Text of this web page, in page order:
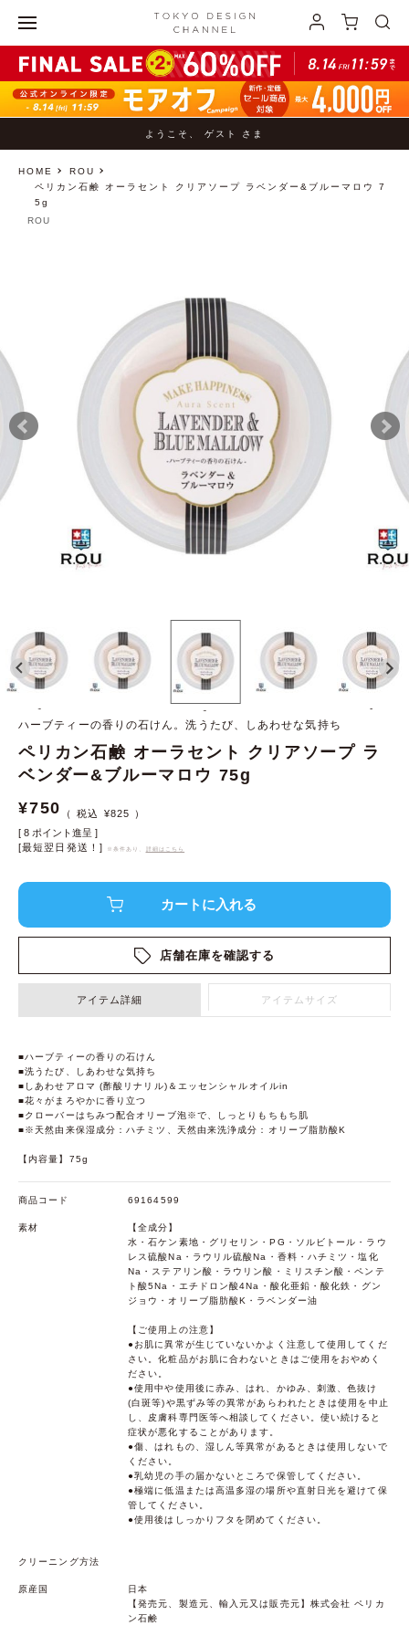
ようこそ、 ゲスト さま
HOME
ROU
ペリカン石鹸 オーラセント クリアソープ ラベンダー&ブルーマロウ 7
5g
- - -
ROU
ハーブティーの香りの石けん。洗うたび、しあわせな気持ち
ペリカン石鹸 オーラセント クリアソープ ラ
ベンダー&ブルーマロウ 75g
¥750 ¥825
[ 8 ポイント進呈 ]
[最短翌日発送！]
※条件あり、 詳細はこちら
店舗在庫を確認する
アイテム詳細 アイテムサイズ
■ハーブティーの香りの石けん
■洗うたび、しあわせな気持ち
■しあわせアロマ (酢酸リナリル)＆エッセンシャルオイルin
■花々がまろやかに香り立つ
■クローバーはちみつ配合オリーブ泡※で、しっとりもちもち肌
■※天然由来保湿成分：ハチミツ、天然由来洗浄成分：オリーブ脂肪酸K
【内容量】75g
商品コード 69164599
素材
【全成分】
水・石ケン素地・グリセリン・PG・ソルビトール・ラウ
レス硫酸Na・ラウリル硫酸Na・香料・ハチミツ・塩化
Na・ステアリン酸・ラウリン酸・ミリスチン酸・ペンテ
ト酸5Na・エチドロン酸4Na・酸化亜鉛・酸化鉄・グン
ジョウ・オリーブ脂肪酸K・ラベンダー油
【ご使用上の注意】
●お肌に異常が生じていないかよく注意して使用してくだ
さい。化粧品がお肌に合わないときはご使用をおやめく
ださい。
●使用中や使用後に赤み、はれ、かゆみ、刺激、色抜け
(白斑等)や黒ずみ等の異常があらわれたときは使用を中止
し、皮膚科専門医等へ相談してください。使い続けると
症状が悪化することがあります。
●傷、はれもの、湿しん等異常があるときは使用しないで
ください。
●乳幼児の手の届かないところで保管してください。
●極端に低温または高温多湿の場所や直射日光を避けて保
管してください。
●使用後はしっかりフタを閉めてください。
クリーニング方法
原産国
日本
【発売元、製造元、輸入元又は販売元】株式会社 ペリカ
ン石鹸